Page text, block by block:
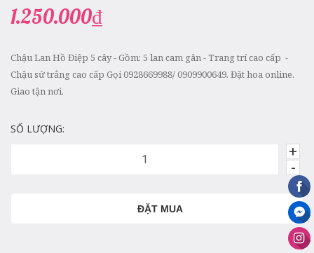
1.250.000₫
Chậu Lan Hồ Điệp 5 cây - Gồm: 5 lan cam gân - Trang trí cao cấp -
Chậu sứ trắng cao cấp Gọi 0928669988/ 0909900649. Đặt hoa online.
Giao tận nơi.
SỐ LƯỢNG:
-
+
ĐẶT MUA